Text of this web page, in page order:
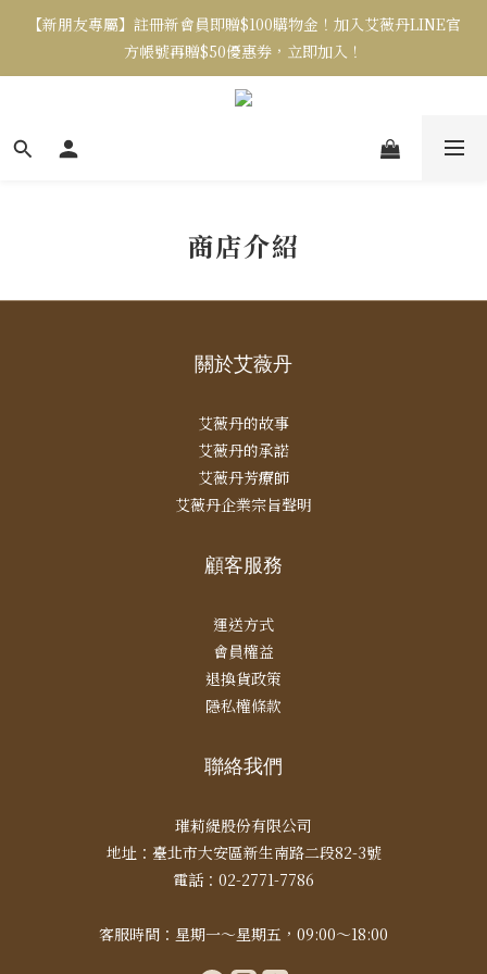
【新朋友專屬】註冊新會員即贈$100購物金！加入艾薇丹LINE官
方帳號再贈$50優惠券，立即加入！
商店介紹
關於艾薇丹
艾薇丹的故事
艾薇丹的承諾
艾薇丹芳療師
艾薇丹企業宗旨聲明
顧客服務
運送方式
會員權益
退換貨政策
隱私權條款
聯絡我們
璀莉緹股份有限公司
地址：臺北市大安區新生南路二段82-3號
電話：02-2771-7786
客服時間：星期一～星期五，09:00～18:00